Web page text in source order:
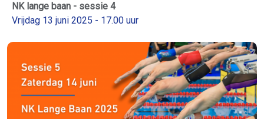
NK lange baan - sessie 4
Vrijdag 13 juni 2025 - 17.00 uur